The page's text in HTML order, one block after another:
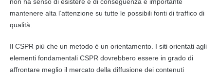
mantenere alta l’attenzione su tutte le possibili fonti di traffico di
qualità
Il CSPR più che un metodo è un orientamento. I siti orientati agli
elementi fondamentali CSPR dovrebbero essere in grado di
affrontare meglio il mercato della diffusione dei contenuti